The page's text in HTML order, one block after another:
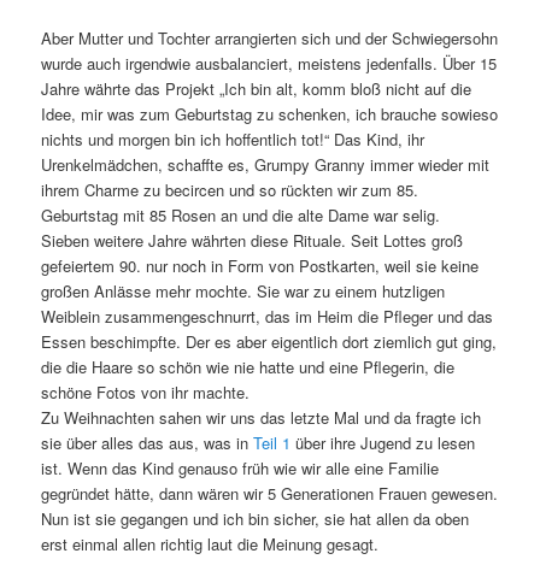
Aber Mutter und Tochter arrangierten sich und der Schwiegersohn
wurde auch irgendwie ausbalanciert, meistens jedenfalls. Über 15
Jahre währte das Projekt „Ich bin alt, komm bloß nicht auf die
Idee, mir was zum Geburtstag zu schenken, ich brauche sowieso
nichts und morgen bin ich hoffentlich tot!“ Das Kind, ihr
Urenkelmädchen, schaffte es, Grumpy Granny immer wieder mit
ihrem Charme zu becircen und so rückten wir zum 85.
Geburtstag mit 85 Rosen an und die alte Dame war selig.
Sieben weitere Jahre währten diese Rituale. Seit Lottes groß
gefeiertem 90. nur noch in Form von Postkarten, weil sie keine
großen Anlässe mehr mochte. Sie war zu einem hutzligen
Weiblein zusammengeschnurrt, das im Heim die Pfleger und das
Essen beschimpfte. Der es aber eigentlich dort ziemlich gut ging,
die die Haare so schön wie nie hatte und eine Pflegerin, die
schöne Fotos von ihr machte.
Zu Weihnachten sahen wir uns das letzte Mal und da fragte ich
sie über alles das aus, was inTeil 1 über ihre Jugend zu lesen
ist. Wenn das Kind genauso früh wie wir alle eine Familie
gegründet hätte, dann wären wir 5 Generationen Frauen gewesen.
Nun ist sie gegangen und ich bin sicher, sie hat allen da oben
erst einmal allen richtig laut die Meinung gesagt.